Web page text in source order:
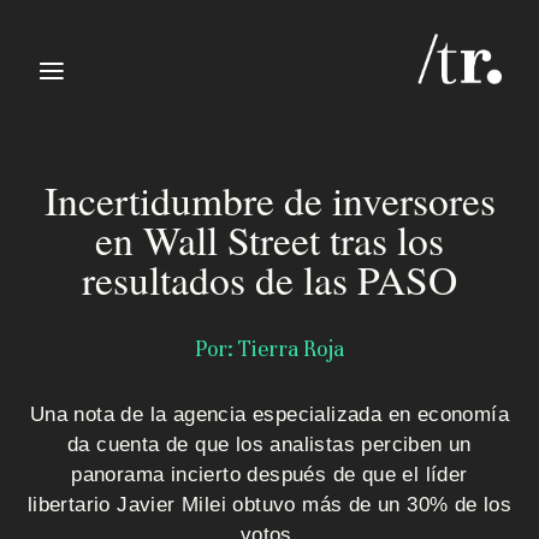
≡
n
i
c
Incertidumbre de inversores
en Wall Street tras los
resultados de las PASO
Por: Tierra Roja
Una nota de la agencia especializada en economía
da cuenta de que los analistas perciben un
panorama incierto después de que el líder
libertario Javier Milei obtuvo más de un 30% de los